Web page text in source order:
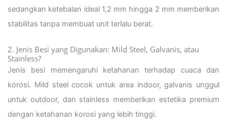
sedangkan ketebalan ideal 1,2 mm hingga 2 mm memberikan
stabilitas tanpa membuat unit terlalu berat.
2. Jenis Besi yang Digunakan: Mild Steel, Galvanis, atau
Stainless?
Jenis besi memengaruhi ketahanan terhadap cuaca dan
korosi. Mild steel cocok untuk area indoor, galvanis unggul
untuk outdoor, dan stainless memberikan estetika premium
dengan ketahanan korosi yang lebih tinggi.